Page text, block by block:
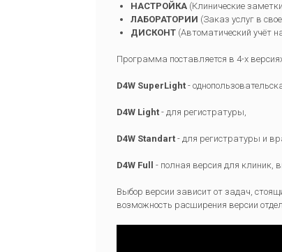
НАСТРОЙКА (Клинические
ЛАБОРАТОРИИ (Заказ услуг в
ДИСКОНТ (Автоматический учёт
Программа поставляется в 4-х
D4W SuperLight -
D4W Light - для регистратуры,
D4W Standart - для регистратуры и
D4W Full - полная версия для клиник,
Выбор версии зависит от задач,
возможность расширения версии